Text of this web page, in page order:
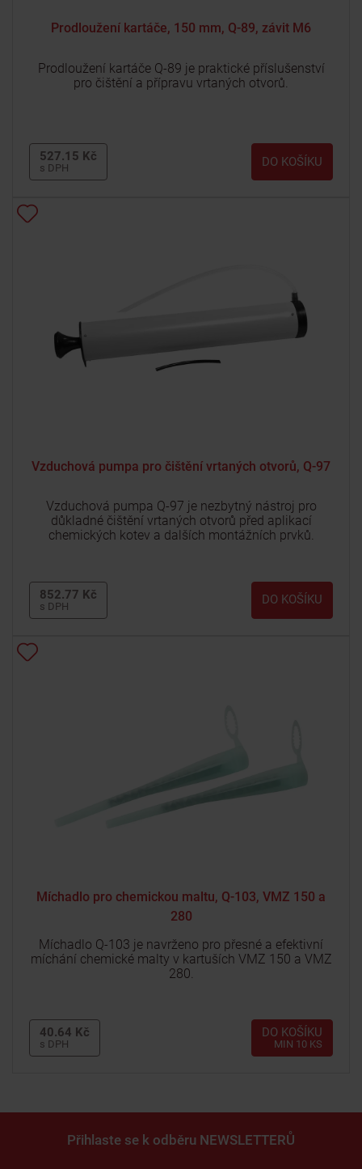
Prodloužení kartáče, 150 mm, Q-89, závit M6
Prodloužení kartáče Q-89 je praktické příslušenství
pro čištění a přípravu vrtaných otvorů.
527.15 Kč
s DPH DO KOŠÍKU
Vzduchová pumpa pro čištění vrtaných otvorů, Q-97
Vzduchová pumpa Q-97 je nezbytný nástroj pro
důkladné čištění vrtaných otvorů před aplikací
chemických kotev a dalších montážních prvků.
852.77 Kč
s DPH DO KOŠÍKU
Míchadlo pro chemickou maltu, Q-103, VMZ 150 a
280
Míchadlo Q-103 je navrženo pro přesné a efektivní
míchání chemické malty v kartuších VMZ 150 a VMZ
280.
40.64 Kč
s DPH
DO KOŠÍKU
MIN 10 KS
Přihlaste se k odběru NEWSLETTERŮ